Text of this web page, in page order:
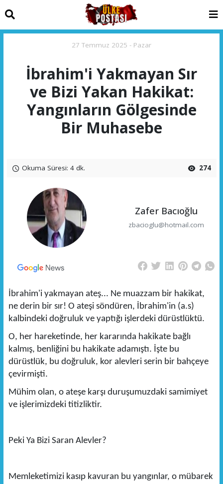
27 Temmuz 2025 - Pazar
İbrahim'i Yakmayan Sır
ve Bizi Yakan Hakikat:
Yangınların Gölgesinde
Bir Muhasebe
Okuma Süresi: 4 dk. 274
Zafer Bacıoğlu
zbacioglu@hotmail.com
İbrahim'i yakmayan ateş... Ne muazzam bir hakikat,
ne derin bir sır! O ateşi söndüren, İbrahim'in (a.s)
kalbindeki doğruluk ve yaptığı işlerdeki dürüstlüktü.
O, her hareketinde, her kararında hakikate bağlı
kalmış, benliğini bu hakikate adamıştı. İşte bu
dürüstlük, bu doğruluk, kor alevleri serin bir bahçeye
çevirmişti.
Mühim olan, o ateşe karşı duruşumuzdaki samimiyet
ve işlerimizdeki titizliktir.
Peki Ya Bizi Saran Alevler?
Memleketimizi kasıp kavuran bu yangınlar, o mübarek